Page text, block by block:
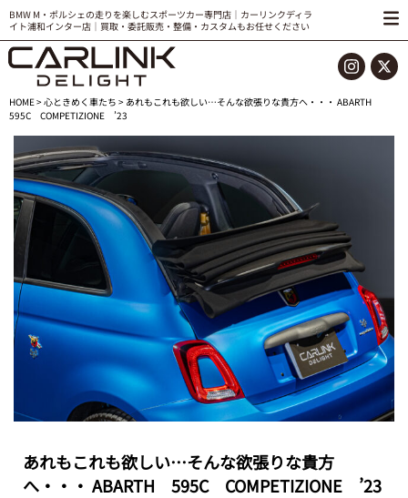
BMW M・ポルシェの走りを楽しむスポーツカー専門店｜カーリンクディラ
イト浦和インター店｜買取・委託販売・整備・カスタムもお任せください
HOME>心ときめく車たち > あれもこれも欲しい…そんな欲張りな貴方へ・・・ ABARTH
595C COMPETIZIONE ’23
あれもこれも欲しい…そんな欲張りな貴方
へ・・・ ABARTH 595C COMPETIZIONE ’23